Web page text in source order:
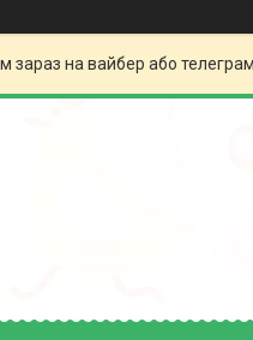
зараз на вайбер або